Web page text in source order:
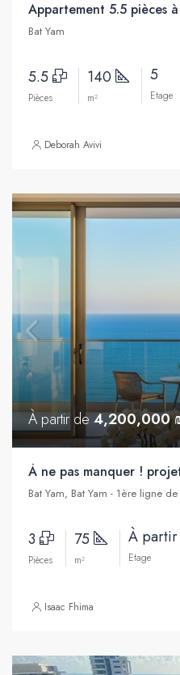
Appartement 5.5 pièces
Bat Yam
5.5
Pièces
140
m²
5
Etage
Deborah Avivi
À partir de4,200,000
Bat Yam, Bat Yam - 1ère ligne
3
Pièces
75
m²
À partir
Etage
Isaac Fhima